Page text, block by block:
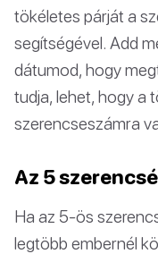
tökéletes párját a
segítségével. Add
dátumod, hogy
tudja, lehet, hogy a
szerencseszámra
Az 5
Ha az 5-ös
legtöbb embernél